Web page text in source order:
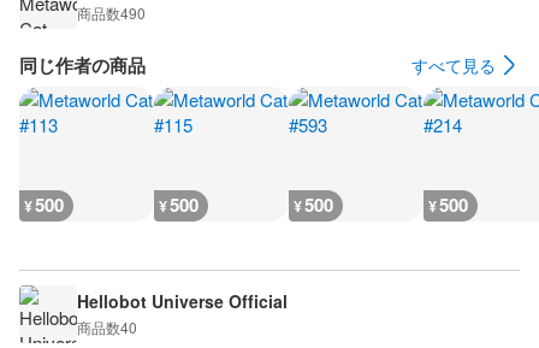
商品数490
同じ作者の商品 すべて見る
¥500 ¥500 ¥500 ¥500
Hellobot Universe Official
商品数40